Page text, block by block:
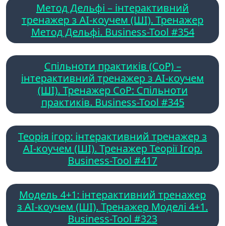
Метод Дельфі – інтерактивний
тренажер з AI-коучем (ШІ). Тренажер
Метод Дельфі. Business-Tool #354
Спільноти практиків (CoP) –
інтерактивний тренажер з AI-коучем
(ШІ). Тренажер CoP: Спільноти
практиків. Business-Tool #345
Теорія ігор: інтерактивний тренажер з
AI-коучем (ШІ). Тренажер Теорії Ігор.
Business-Tool #417
Модель 4+1: інтерактивний тренажер
з AI-коучем (ШІ). Тренажер Моделі 4+1.
Business-Tool #323